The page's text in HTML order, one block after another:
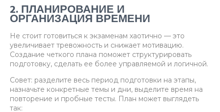
2. ПЛАНИРОВАНИЕ И
ОРГАНИЗАЦИЯ ВРЕМЕНИ
Не стоит готовиться к экзаменам хаотично — это
увеличивает тревожность и снижает мотивацию.
Создание четкого плана поможет структурировать
подготовку, сделать ее более управляемой и логичной.
Совет: разделите весь период подготовки на этапы,
назначьте конкретные темы и дни, выделите время на
повторение и пробные тесты. План может выглядеть
так: